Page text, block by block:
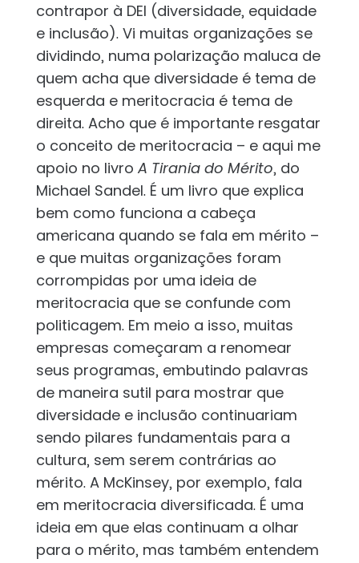
contrapor à DEI (diversidade, equidade
e inclusão). Vi muitas organizações se
dividindo, numa polarização maluca de
quem acha que diversidade é tema de
esquerda e meritocracia é tema de
direita. Acho que é importante resgatar
o conceito de meritocracia – e aqui me
apoio no livro A Tirania do Mérito, do
Michael Sandel. É um livro que explica
bem como funciona a cabeça
americana quando se fala em mérito –
e que muitas organizações foram
corrompidas por uma ideia de
meritocracia que se confunde com
politicagem. Em meio a isso, muitas
empresas começaram a renomear
seus programas, embutindo palavras
de maneira sutil para mostrar que
diversidade e inclusão continuariam
sendo pilares fundamentais para a
cultura, sem serem contrárias ao
mérito. A McKinsey, por exemplo, fala
em meritocracia diversificada. É uma
ideia em que elas continuam a olhar
para o mérito, mas também entendem